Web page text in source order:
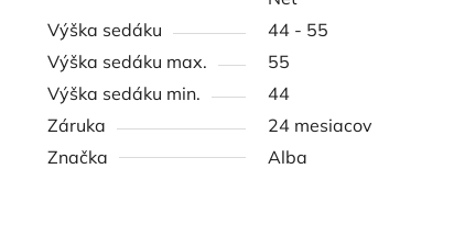
Výška sedáku
44 - 55
Výška sedáku max.
55
Výška sedáku min.
44
Záruka
24 mesiacov
Značka
Alba